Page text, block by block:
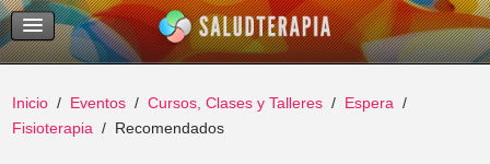
Temas Recientes
Buscar
Inicio Eventos Cursos, Clases y Talleres
Espera
Fisioterapia
Recomendados